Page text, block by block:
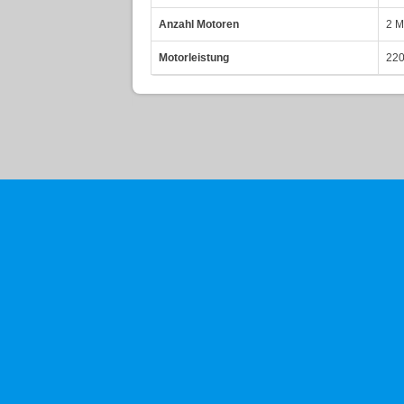
Anzahl Motoren 2
Motorleistung